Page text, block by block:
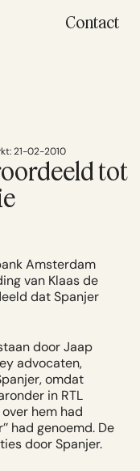
Contact
21-02-2010
tot
Amsterdam
van Klaas de
dat Spanjer
door Jaap
advocaten,
omdat
in RTL
hem had
had genoemd. De
door Spanjer.